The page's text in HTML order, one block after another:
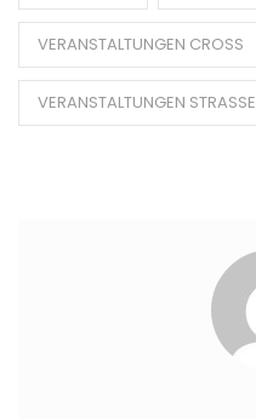
VERANSTALTUNGEN CROSS
VERANSTALTUNGEN STRASSE